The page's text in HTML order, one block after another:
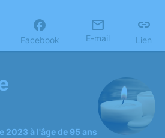
Facebook E-mail Lien
2023 à l'âge de 95 ans